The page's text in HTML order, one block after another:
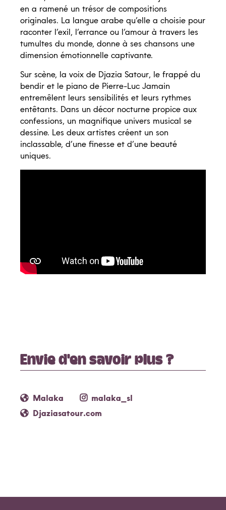
en a ramené un trésor de compositions
originales. La langue arabe qu’elle a choisie pour
raconter l’exil, l’errance ou l’amour à travers les
tumultes du monde, donne à ses chansons une
dimension émotionnelle captivante.
Sur scène, la voix de Djazia Satour, le frappé du
bendir et le piano de Pierre-Luc Jamain
entremêlent leurs sensibilités et leurs rythmes
entêtants. Dans un décor nocturne propice aux
confessions, un magnifique univers musical se
dessine. Les deux artistes créent un son
inclassable, d’une finesse et d’une beauté
uniques.
Envie d'en savoir plus ?
Malaka
malaka_sl
Djaziasatour.com